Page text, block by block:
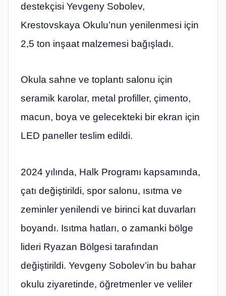
destekçisi Yevgeny Sobolev,
Krestovskaya Okulu’nun yenilenmesi için
2,5 ton inşaat malzemesi bağışladı.
Okula sahne ve toplantı salonu için
seramik karolar, metal profiller, çimento,
macun, boya ve gelecekteki bir ekran için
LED paneller teslim edildi.
2024 yılında, Halk Programı kapsamında,
çatı değiştirildi, spor salonu, ısıtma ve
zeminler yenilendi ve birinci kat duvarları
boyandı. Isıtma hatları, o zamanki bölge
lideri Ryazan Bölgesi tarafından
değiştirildi. Yevgeny Sobolev’in bu bahar
okulu ziyaretinde, öğretmenler ve veliler